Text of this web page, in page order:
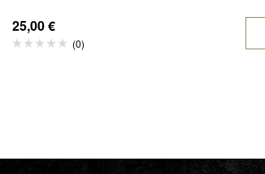
25,00€
(0)